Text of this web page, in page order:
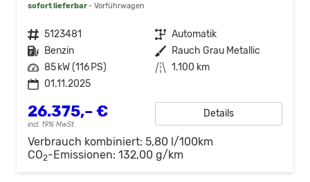
sofort lieferbar Vorführwagen
Fahrzeugnr. 5123481 Getriebe Automatik
Kraftstoff Benzin Außenfarbe Rauch Grau Metallic
Leistung 85 kW (116 PS) Kilometerstand 1.100 km
01.11.2025
26.375,– €
incl. 19% MwSt.
Details
Verbrauch kombiniert: 5,80 l/100km
CO2-Emissionen: 132,00 g/km